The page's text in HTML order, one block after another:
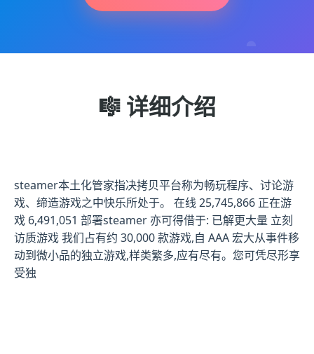
🎼 详细介绍
steamer本土化管家指决拷贝平台称为畅玩程序、讨论游
戏、缔造游戏之中快乐所处于。 在线 25,745,866 正在游
戏 6,491,051 部署steamer 亦可得借于: 已解更大量 立刻
访质游戏 我们占有约 30,000 款游戏,自 AAA 宏大从事件移
动到微小品的独立游戏,样类繁多,应有尽有。您可凭尽形享
受独